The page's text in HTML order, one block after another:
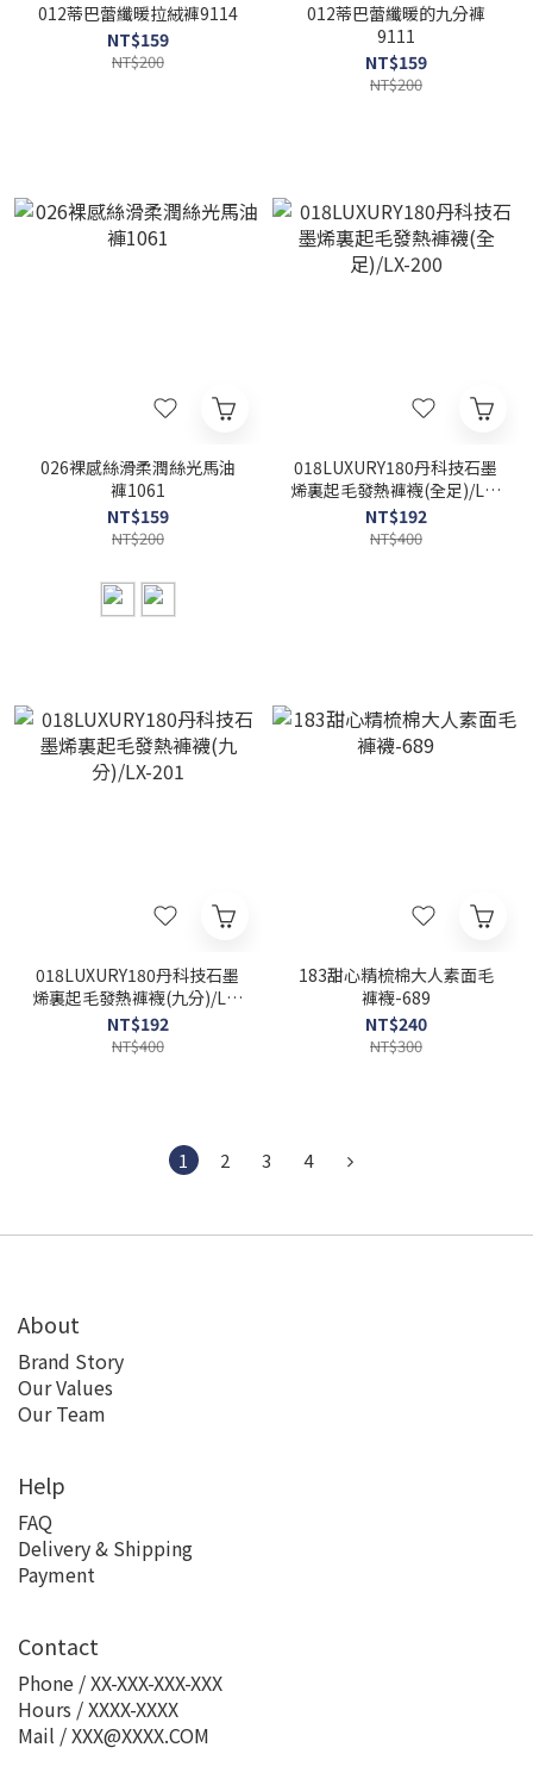
012蒂巴蕾纖暖拉絨褲9114
NT$159
NT$200
012蒂巴蕾纖暖的九分褲
9111
NT$159
NT$200
026裸感絲滑柔潤絲光馬油
褲1061
NT$159
NT$200
018LUXURY180丹科技石墨
烯裏起毛發熱褲襪(全足)/LX-
200
NT$192
NT$400
018LUXURY180丹科技石墨
烯裏起毛發熱褲襪(九分)/LX-
201
NT$192
NT$400
183甜心精梳棉大人素面毛
褲襪-689
NT$240
NT$300
1 2 3 4
About
Brand Story
Our Values
Our Team
Help
FAQ
Delivery & Shipping
Payment
Contact
Phone / XX-XXX-XXX-XXX
Hours / XXXX-XXXX
Mail / XXX@XXXX.COM